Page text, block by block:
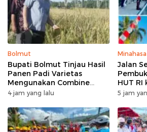
Bolmut
Bupati Bolmut Tinjau Hasil
Panen Padi Varietas
Mengunakan Combine
Harvester
4 jam yang lalu
Jalan
HUT RI
Barat
5 jam